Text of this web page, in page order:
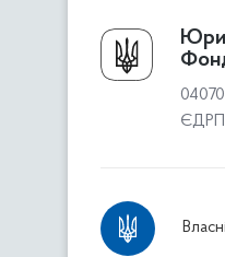
Про Фонд
Керівництво
Структура Фонду
Територіальні